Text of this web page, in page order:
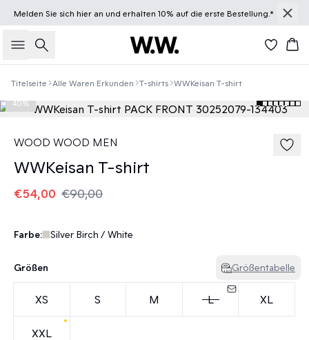
Melden Sie sich hieran und erhalten 10% auf die erste Bestellung.*
Suche
Titelseite Alle Waren Erkunden T-shirts WWKeisan T-shirt
40%
WOOD WOOD MEN
WWKeisan T-shirt
€54,00 €90,00
Farbe: Silver Birch / White
Größen Größentabelle
XS S M L XL
XXL